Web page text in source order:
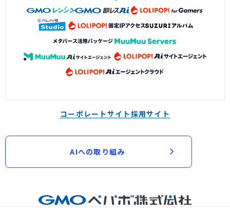
コーポレートサイト採用サイト
AIへの取り組み